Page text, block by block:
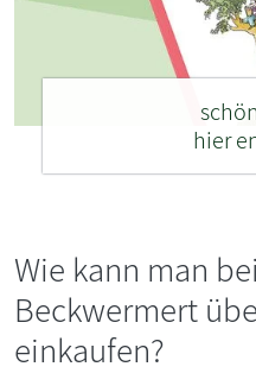
hier
Wie kann man
Beckwermert
einkaufen?